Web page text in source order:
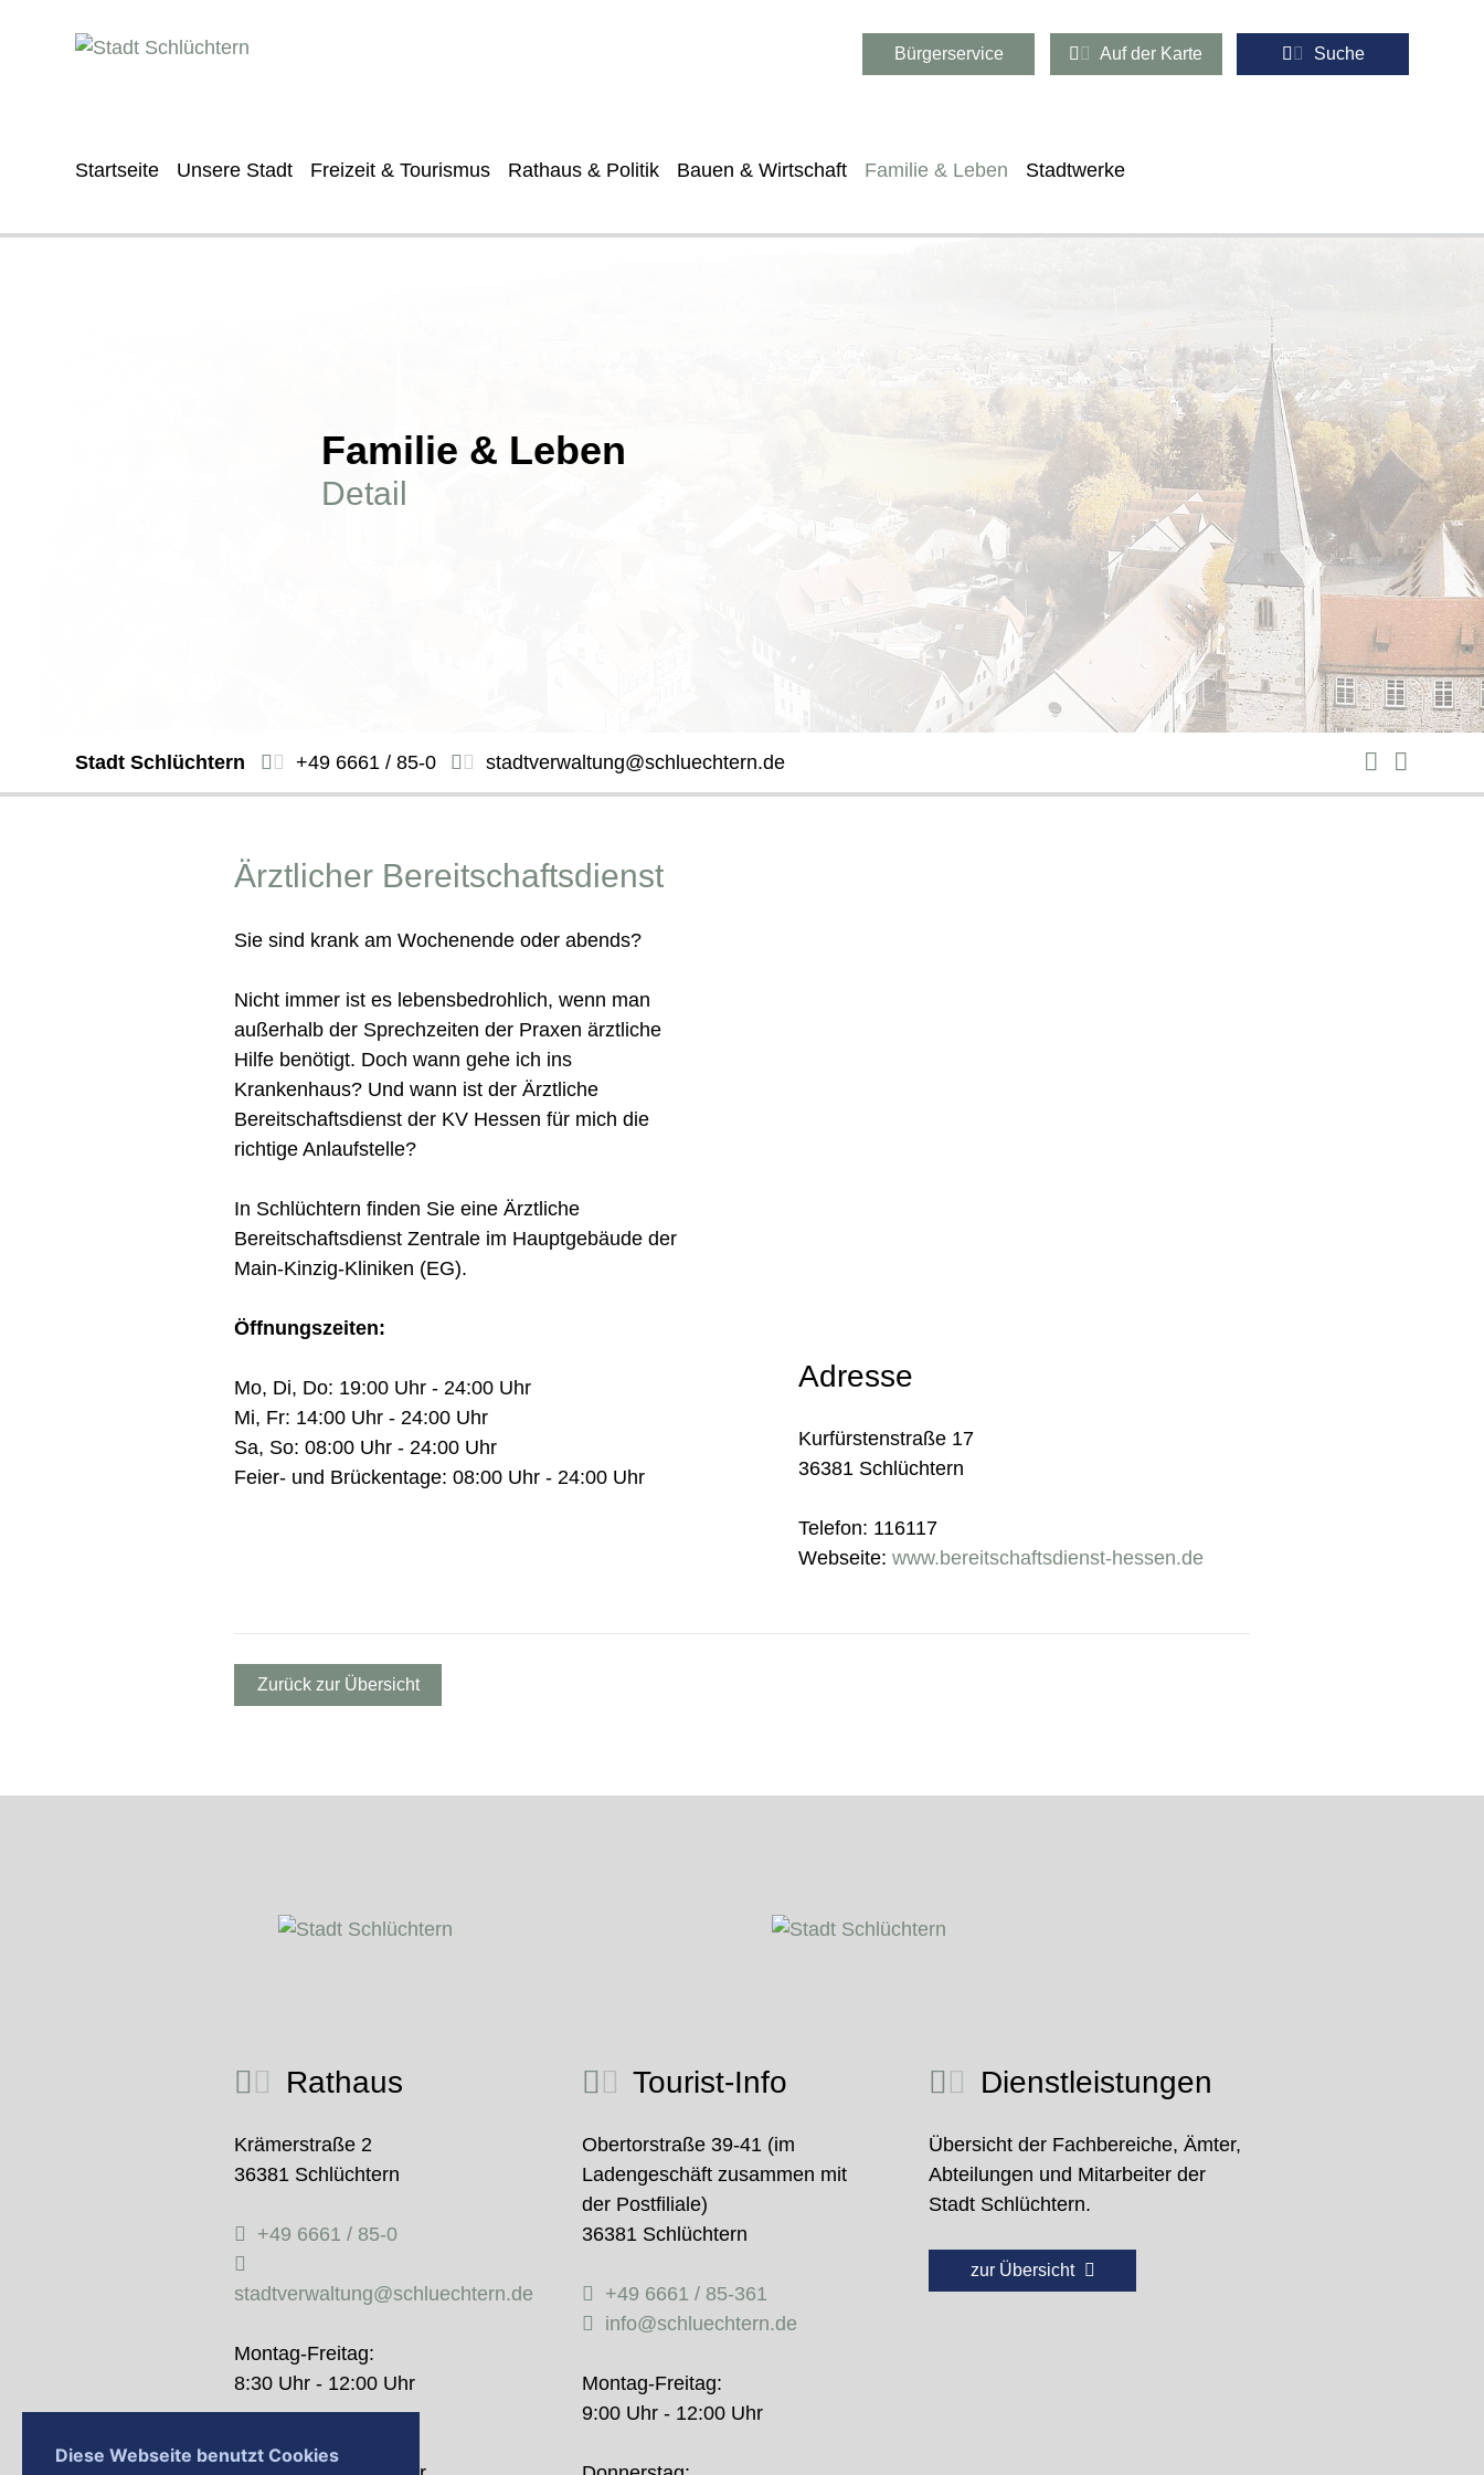
Bürgerservice Auf der Karte Suche
Startseite Unsere Stadt Freizeit & Tourismus Rathaus & Politik Bauen & Wirtschaft Familie & Leben Stadtwerke
Familie & Leben
Detail
Stadt Schlüchtern +49 6661 / 85-0 stadtverwaltung@schluechtern.de
Ärztlicher Bereitschaftsdienst
Sie sind krank am Wochenende oder abends?
Nicht immer ist es lebensbedrohlich, wenn man
außerhalb der Sprechzeiten der Praxen ärztliche
Hilfe benötigt. Doch wann gehe ich ins
Krankenhaus? Und wann ist der Ärztliche
Bereitschaftsdienst der KV Hessen für mich die
richtige Anlaufstelle?
In Schlüchtern finden Sie eine Ärztliche
Bereitschaftsdienst Zentrale im Hauptgebäude der
Main-Kinzig-Kliniken (EG).
Öffnungszeiten:
Mo, Di, Do: 19:00 Uhr - 24:00 Uhr
Mi, Fr: 14:00 Uhr - 24:00 Uhr
Sa, So: 08:00 Uhr - 24:00 Uhr
Feier- und Brückentage: 08:00 Uhr - 24:00 Uhr
Adresse
Kurfürstenstraße 17
36381 Schlüchtern
Telefon: 116117
Webseite:www.bereitschaftsdienst-hessen.de
Zurück zur Übersicht
Rathaus
Krämerstraße 2
36381 Schlüchtern
+49 6661 / 85-0
stadtverwaltung@schluechtern.de
Montag-Freitag:
8:30 Uhr - 12:00 Uhr
Donnerstag:
Tourist-Info
Obertorstraße 39-41 (im
Ladengeschäft zusammen mit
der Postfiliale)
36381 Schlüchtern
+49 6661 / 85-361
info@schluechtern.de
Montag-Freitag:
9:00 Uhr - 12:00 Uhr
Dienstleistungen
Übersicht der Fachbereiche, Ämter,
Abteilungen und Mitarbeiter der
Stadt Schlüchtern.
zur Übersicht
Diese Webseite benutzt Cookies